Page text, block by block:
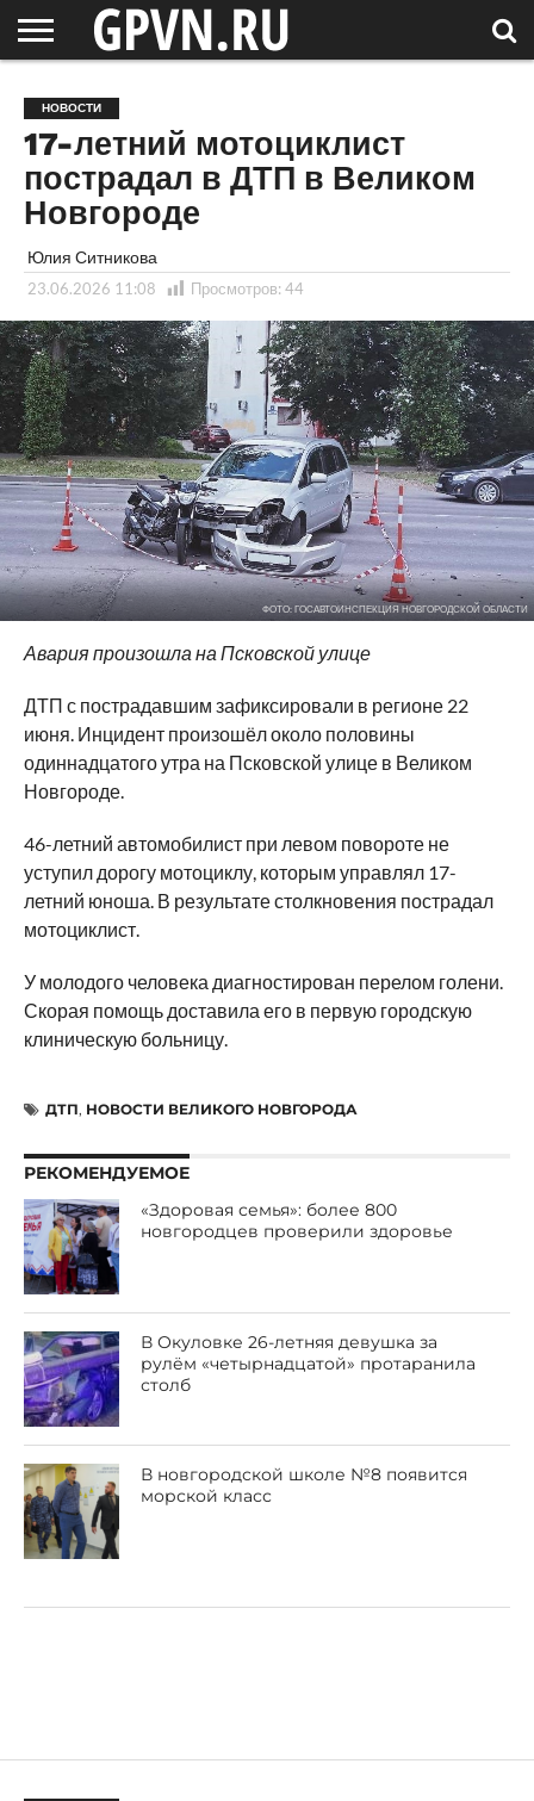
ОБЛАСТЬ
НОВОСТИ
СОСЕДЕЙ
РОССИЯ
/ МИР
СПЕЦПРОЕКТЫ
БЛОГ
СТАТЬИ
ФОТОРЕПОРТАЖИ
ИНТЕРВЬЮ
ОБЪЕКТЫ
ПОДБОРКИ
НОВОСТИ
17-летний мотоциклист
пострадал в ДТП в Великом
Новгороде
Юлия Ситникова
23.06.2026 11:08 Просмотров: 44
ФОТО: ГОСАВТОИНСПЕКЦИЯ НОВГОРОДСКОЙ ОБЛАСТИ
Авария произошла на Псковской улице
ДТП с пострадавшим зафиксировали в регионе 22
июня. Инцидент произошёл около половины
одиннадцатого утра на Псковской улице в Великом
Новгороде.
46-летний автомобилист при левом повороте не
уступил дорогу мотоциклу, которым управлял 17-
летний юноша. В результате столкновения пострадал
мотоциклист.
У молодого человека диагностирован перелом голени.
Скорая помощь доставила его в первую городскую
клиническую больницу.
ДТП, НОВОСТИ ВЕЛИКОГО НОВГОРОДА
РЕКОМЕНДУЕМОЕ
«Здоровая семья»: более 800
новгородцев проверили здоровье
В Окуловке 26-летняя девушка за
рулём «четырнадцатой» протаранила
столб
В новгородской школе №8 появится
морской класс